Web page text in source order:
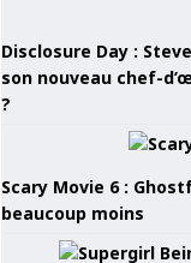
Disclosure Day :
son nouveau chef-
?
Scary Movie 6 :
beaucoup moins